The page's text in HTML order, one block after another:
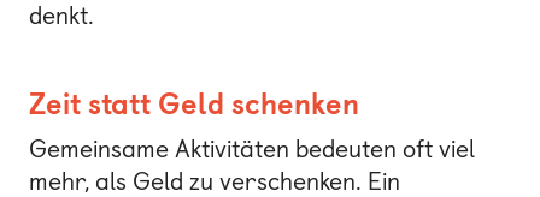
denkt.
Zeit statt Geld schenken
Gemeinsame Aktivitäten bedeuten oft viel
mehr, als Geld zu verschenken. Ein